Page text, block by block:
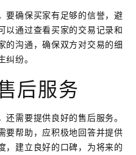
要确保买家有足够的信誉，避
以通过查看买家的交易记录和
的沟通，确保双方对交易的细
纷。
后服务
需要提供良好的售后服务。
要帮助，应积极地回答并提供
，建立良好的口碑，为将来的